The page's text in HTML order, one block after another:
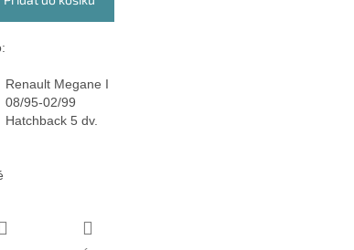
Renault Megane I
08/95-02/99
Hatchback 5 dv.